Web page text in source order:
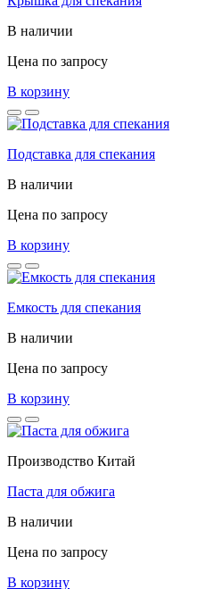
В наличии
Цена по запросу
В корзину
Подставка для спекания
В наличии
Цена по запросу
В корзину
Емкость для спекания
В наличии
Цена по запросу
В корзину
Производство Китай
Паста для обжига
В наличии
Цена по запросу
В корзину